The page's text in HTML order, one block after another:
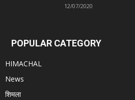
12/07/2020
POPULAR CATEGORY
HIMACHAL
News
शिमला